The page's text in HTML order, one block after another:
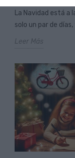
La Navidad está a
solo un par de
Leer Más